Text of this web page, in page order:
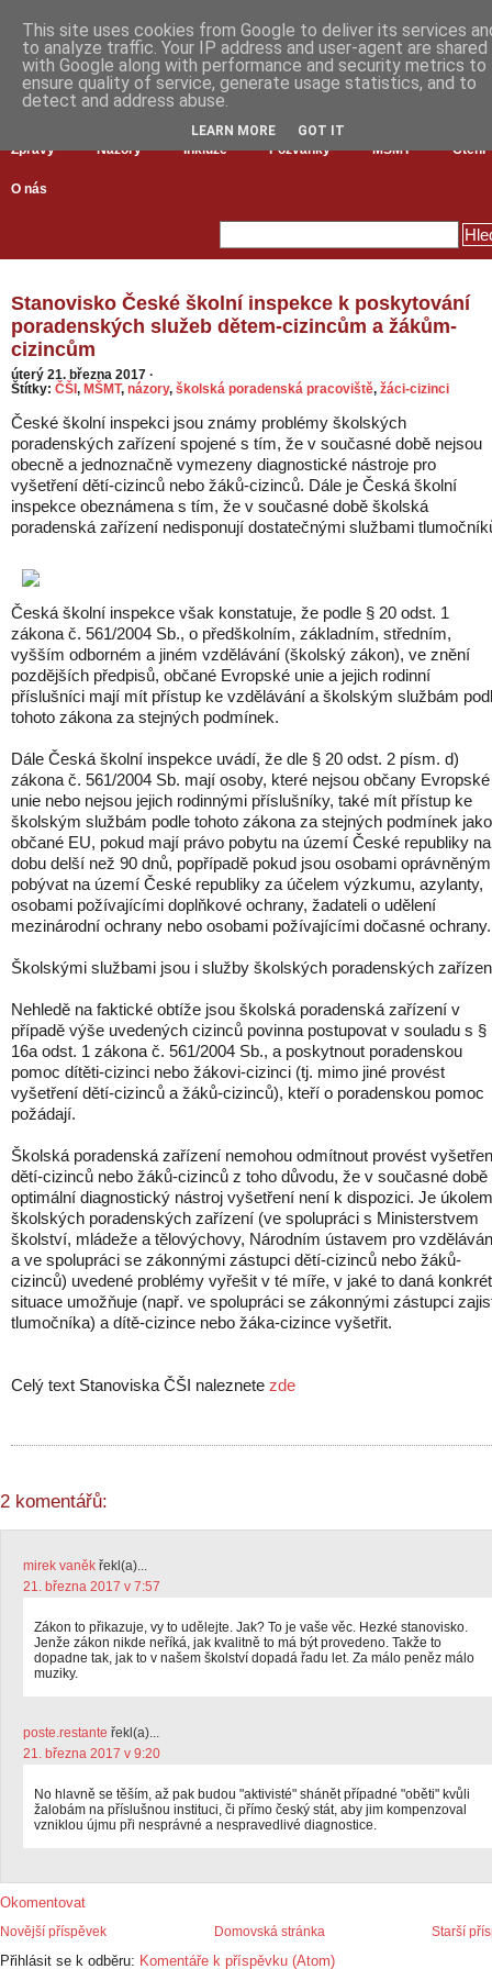
Zprávy Názory Inkluze Pozvánky MŠMT Čtení
O nás
Stanovisko České školní inspekce k poskytování
poradenských služeb dětem-cizincům a žákům-
cizincům
úterý 21. března 2017 ·
Štítky: ČŠI, MŠMT, názory, školská poradenská pracoviště, žáci-cizinci
České školní inspekci jsou známy problémy školských
poradenských zařízení spojené s tím, že v současné době nejsou
obecně a jednoznačně vymezeny diagnostické nástroje pro
vyšetření dětí-cizinců nebo žáků-cizinců. Dále je Česká školní
inspekce obeznámena s tím, že v současné době školská
poradenská zařízení nedisponují dostatečnými službami
Česká školní inspekce však konstatuje, že podle § 20 odst. 1
zákona č. 561/2004 Sb., o předškolním, základním, středním,
vyšším odborném a jiném vzdělávání (školský zákon), ve znění
pozdějších předpisů, občané Evropské unie a jejich rodinní
příslušníci mají mít přístup ke vzdělávání a školským službám
tohoto zákona za stejných podmínek.
Dále Česká školní inspekce uvádí, že dle § 20 odst. 2 písm. d)
zákona č. 561/2004 Sb. mají osoby, které nejsou občany Evropské
unie nebo nejsou jejich rodinnými příslušníky, také mít přístup ke
školským službám podle tohoto zákona za stejných podmínek jako
občané EU, pokud mají právo pobytu na území České republiky na
dobu delší než 90 dnů, popřípadě pokud jsou osobami
pobývat na území České republiky za účelem výzkumu, azylanty,
osobami požívajícími doplňkové ochrany, žadateli o udělení
mezinárodní ochrany nebo osobami požívajícími dočasné ochrany.
Školskými službami jsou i služby školských poradenských
Nehledě na faktické obtíže jsou školská poradenská zařízení v
případě výše uvedených cizinců povinna postupovat v souladu s §
16a odst. 1 zákona č. 561/2004 Sb., a poskytnout poradenskou
pomoc dítěti-cizinci nebo žákovi-cizinci (tj. mimo jiné provést
vyšetření dětí-cizinců a žáků-cizinců), kteří o poradenskou pomoc
požádají.
Školská poradenská zařízení nemohou odmítnout provést
dětí-cizinců nebo žáků-cizinců z toho důvodu, že v současné době
optimální diagnostický nástroj vyšetření není k dispozici. Je úkolem
školských poradenských zařízení (ve spolupráci s Ministerstvem
školství, mládeže a tělovýchovy, Národním ústavem pro
a ve spolupráci se zákonnými zástupci dětí-cizinců nebo žáků-
cizinců) uvedené problémy vyřešit v té míře, v jaké to daná
situace umožňuje (např. ve spolupráci se zákonnými zástupci
tlumočníka) a dítě-cizince nebo žáka-cizince vyšetřit.
Celý text Stanoviska ČŠI naleznete zde
2 komentářů:
mirek vaněk řekl(a)...
21. března 2017 v 7:57
Zákon to přikazuje, vy to udělejte. Jak? To je vaše věc. Hezké stanovisko.
Jenže zákon nikde neříká, jak kvalitně to má být provedeno. Takže to
dopadne tak, jak to v našem školství dopadá řadu let. Za málo peněz málo
muziky.
poste.restante řekl(a)...
21. března 2017 v 9:20
No hlavně se těším, až pak budou "aktivisté" shánět případné "oběti" kvůli
žalobám na příslušnou instituci, či přímo český stát, aby jim kompenzoval
vzniklou újmu při nesprávné a nespravedlivé diagnostice.
Okomentovat
Novější příspěvek Starší
Domovská stránka
Přihlásit se k odběru: Komentáře k příspěvku (Atom)
This site uses cookies from Google to deliver its services
to analyze traffic. Your IP address and user-agent are shared
with Google along with performance and security metrics to
ensure quality of service, generate usage statistics, and to
detect and address abuse.
LEARN MORE GOT IT